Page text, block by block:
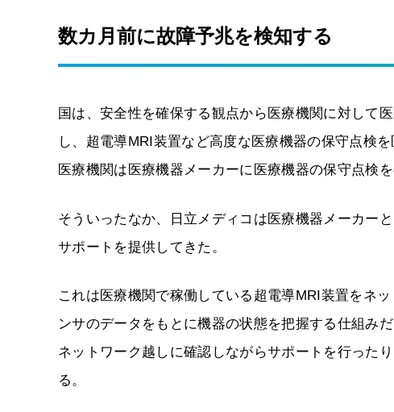
数カ月前に故障予兆を検知する
国は、安全性を確保する観点から医療機関に対して
し、超電導MRI装置など高度な医療機器の保守点検
医療機関は医療機器メーカーに医療機器の保守点検を
そういったなか、日立メディコは医療機器メーカー
サポートを提供してきた。
これは医療機関で稼働している超電導MRI装置をネ
ンサのデータをもとに機器の状態を把握する仕組み
ネットワーク越しに確認しながらサポートを行った
る。